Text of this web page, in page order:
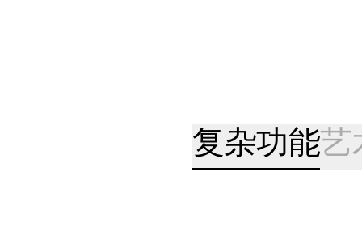
复杂功能